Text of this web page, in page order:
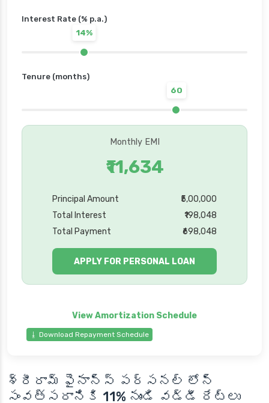
Interest Rate (% p.a.)
14%
Tenure (months)
60
Monthly EMI
₹11,634
Principal Amount
₹5,00,000
Total Interest
₹198,048
Total Payment
₹698,048
APPLY FOR PERSONAL LOAN
⭳ Download Repayment Schedule
శ్రీరామ్ ఫైనాన్స్ పర్సనల్ లోన్
సంవత్సరానికి 11% నుండి వడ్డీ రేట్లు